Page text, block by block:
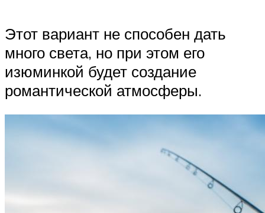
Этот вариант не способен дать
много света, но при этом его
изюминкой будет создание
романтической атмосферы.